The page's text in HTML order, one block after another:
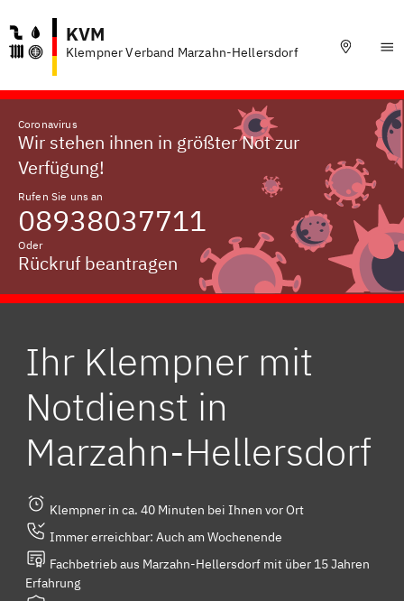
KVM
Klempner Verband Marzahn-Hellersdorf
Coronavirus
Wir stehen ihnen in größter Not zur
Verfügung!
Rufen Sie uns an
08938037711
Oder
Rückruf beantragen
Ihr Klempner mit
Notdienst in
Marzahn-Hellersdorf
Klempner in ca. 40 Minuten bei Ihnen vor Ort
Immer erreichbar: Auch am Wochenende
Fachbetrieb aus Marzahn-Hellersdorf mit über 15 Jahren
Erfahrung